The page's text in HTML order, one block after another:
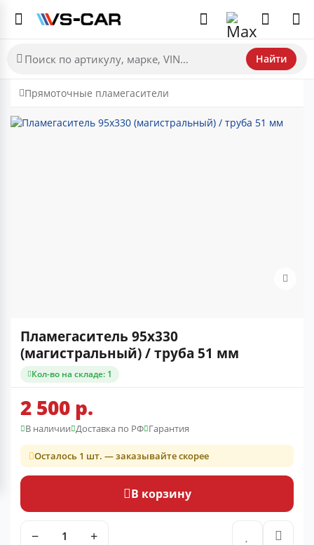
Найти
Прямоточные пламегасители
Пламегаситель 95x330
(магистральный) / труба 51 мм
Кол-во на складе: 1
2 500 р.
В наличии Доставка по РФ Гарантия
Осталось 1 шт. — заказывайте скорее
В корзину
− +